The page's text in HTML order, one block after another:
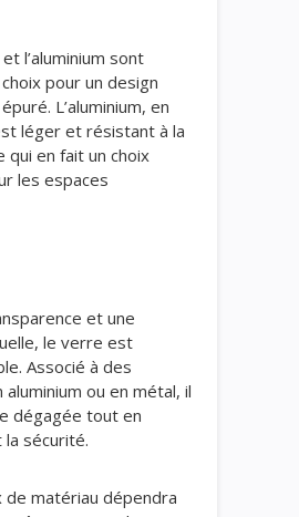
l’aluminium sont
pour un design
L’aluminium, en
léger et résistant à la
qui en fait un choix
les espaces
et une
le verre est
Associé à des
ou en métal, il
dégagée tout en
sécurité.
de matériau dépendra